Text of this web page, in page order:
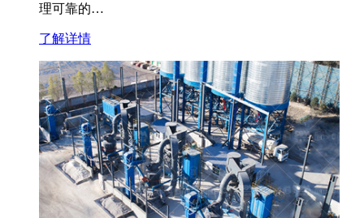
理可靠的…
了解详情